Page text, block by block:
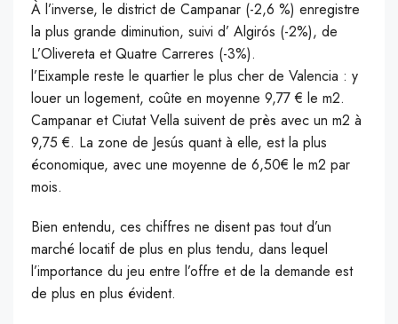
À l’inverse, le district de Campanar (-2,6 %) enregistre
la plus grande diminution, suivi d’ Algirós (-2%), de
L’Olivereta et Quatre Carreres (-3%).
l’Eixample reste le quartier le plus cher de Valencia : y
louer un logement, coûte en moyenne 9,77 € le m2.
Campanar et Ciutat Vella suivent de près avec un m2 à
9,75 €. La zone de Jesús quant à elle, est la plus
économique, avec une moyenne de 6,50€ le m2 par
mois.
Bien entendu, ces chiffres ne disent pas tout d’un
marché locatif de plus en plus tendu, dans lequel
l’importance du jeu entre l’offre et de la demande est
de plus en plus évident.